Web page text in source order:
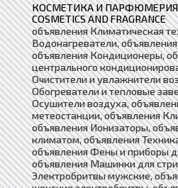
КОСМЕТИКА И ПАРФЮМЕРИЯ
COSMETICS AND FRAGRANCE
объявления Климатическая
Водонагреватели,
объявления Кондиционеры,
центрального
Очистители и увлажнители
Обогреватели и тепловые
Осушители воздуха,
метеостанции, объявления
объявления Ионизаторы,
климатом, объявления
объявления Фены и приборы
объявления Машинки для
Электробритвы мужские,